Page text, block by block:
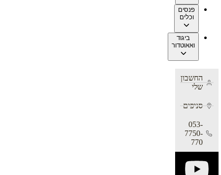
פנסים
וכלים
ביגוד
ואאוטדור
החשבון
שלי
סניפים
053-
7750-
770